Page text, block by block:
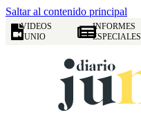
Saltar al contenido principal
VIDEOS
JUNIO
INFORMES
ESPECIALES